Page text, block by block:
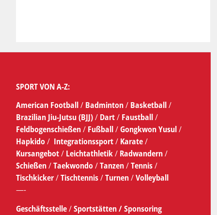
SPORT VON A-Z:
American Football/ Badminton/ Basketball/
Brazilian Jiu-Jutsu (BJJ)/ Dart/ Faustball/
Feldbogenschießen/ Fußball/Gongkwon Yusul/
Hapkido/ Integrationssport/ Karate/
Kursangebot/Leichtathletik/ Radwandern/
Schießen/Taekwondo/Tanzen/Tennis/
Tischkicker/Tischtennis/Turnen/Volleyball
—-
Geschäftsstelle/Sportstätten /Sponsoring